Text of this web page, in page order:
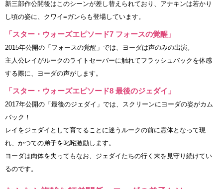
新三部作公開後はこのシーンが差し替えられており、アナキンは若かり
し頃の姿に、クワイ=ガンらも登場しています。
「スター・ウォーズエピソード7 フォースの覚醒」
2015年公開の「フォースの覚醒」では、ヨーダは声のみの出演。
主人公レイがルークのライトセーバーに触れてフラッシュバックを体感
する際に、ヨーダの声がします。
「スター・ウォーズエピソード8 最後のジェダイ」
2017年公開の「最後のジェダイ」では、スクリーンにヨーダの姿がカム
バック！
レイをジェダイとして育てることに迷うルークの前に霊体となって現
れ、かつての弟子を叱咤激励します。
ヨーダは肉体を失ってもなお、ジェダイたちの行く末を見守り続けてい
るのです。